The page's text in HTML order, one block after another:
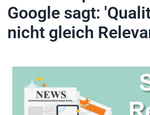
Google sagt:
nicht gleich